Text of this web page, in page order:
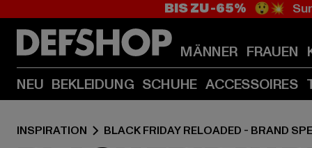
BIS ZU -65% 😲💥
MÄNNER FRAUEN
NEU BEKLEIDUNG SCHUHE ACCESSOIRES
INSPIRATION BLACK FRIDAY RELOADED - BRAND